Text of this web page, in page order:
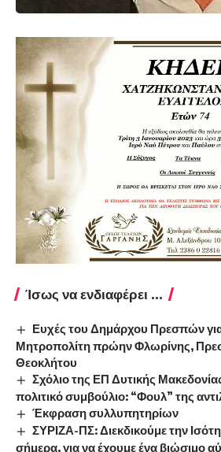
Ίσως να ενδιαφέρει ...
Ευχές του Δημάρχου Πρεσπών
Μητροπολίτη πρώην Φλωρίνης,
Θεοκλήτου
Σχόλιο της ΕΠ Δυτικής
πολιτικό συμβούλιο: “Φουλ” της
Έκφραση συλλυπητηρίων
ΣΥΡΙΖΑ-ΠΣ: Διεκδικούμε την
σήμερα, για να έχουμε ένα βιώσιμο